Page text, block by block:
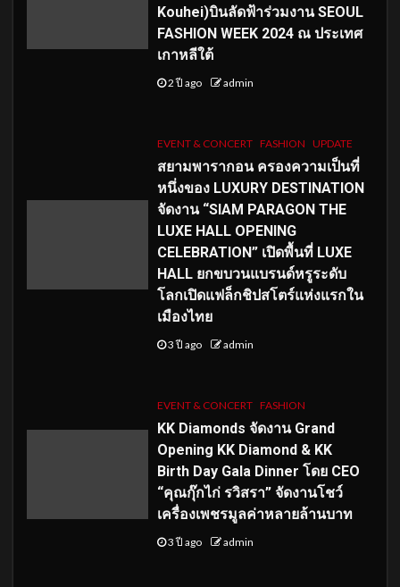
Kouhei)บินลัดฟ้าร่วมงาน SEOUL
FASHION WEEK 2024 ณ ประเทศ
เกาหลีใต้
2 ปี ago admin
EVENT & CONCERT FASHION UPDATE
สยามพารากอน ครองความเป็นที่
หนึ่งของ LUXURY DESTINATION
จัดงาน “SIAM PARAGON THE
LUXE HALL OPENING
CELEBRATION” เปิดพื้นที่ LUXE
HALL ยกขบวนแบรนด์หรูระดับ
โลกเปิดแฟล็กชิปสโตร์แห่งแรกใน
เมืองไทย
3 ปี ago admin
EVENT & CONCERT FASHION
KK Diamonds จัดงาน Grand
Opening KK Diamond & KK
Birth Day Gala Dinner โดย CEO
“คุณกุ๊กไก่ รวิสรา” จัดงานโชว์
เครื่องเพชรมูลค่าหลายล้านบาท
3 ปี ago admin